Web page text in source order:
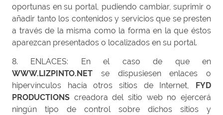
oportunas en su portal, pudiendo cambiar, suprimir o
añadir tanto los contenidos y servicios que se presten
a través de la misma como la forma en la que éstos
aparezcan presentados o localizados en su portal.
8. ENLACES: En el caso de que en
WWW.LIZPINTO.NET se dispusiesen enlaces o
hipervínculos hacía otros sitios de Internet,
FYD
PRODUCTIONS creadora del sitio web no ejercerá
ningún tipo de control sobre dichos sitios y